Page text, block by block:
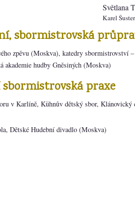
Světlana
Karel Šuster
sbormistrovská
zpěvu (Moskva), katedry sbormistrovství
hudby Gněsiných (Moskva)
praxe
v Karlíně, Kühnův dětský sbor, Klánovický
Dětské Hudební divadlo (Moskva)